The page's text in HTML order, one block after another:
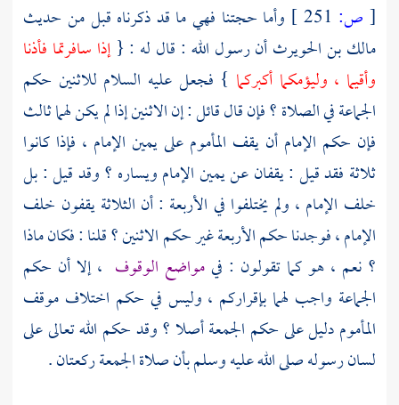
[ ص:
وأما حجتنا فهي ما قد ذكرناه قبل من حديث
مالك بن الحويرثأن رسول الله : قال له : {إذا سافرتما فأذنا
وأقيما ، وليؤمكما أكبركما } فجعل عليه السلام للاثنين حكم
الجماعة في الصلاة ؟ فإن قال قائل : إن الاثنين إذا لم يكن لهما ثالث
فإن حكم الإمام أن يقف المأموم على يمين الإمام ، فإذا كانوا
ثلاثة فقد قيل : يقفان عن يمين الإمام ويساره ؟ وقد قيل : بل
خلف الإمام ، ولم يختلفوا في الأربعة : أن الثلاثة يقفون خلف
الإمام ، فوجدنا حكم الأربعة غير حكم الاثنين ؟ قلنا : فكان ماذا
؟ نعم ، هو كما تقولون : فيمواضع الوقوف ، إلا أن حكم
الجماعة واجب لهما بإقراركم ، وليس في حكم اختلاف موقف
المأموم دليل على حكم الجمعة أصلا ؟ وقد حكم الله تعالى على
لسان رسوله صلى الله عليه وسلم بأن صلاة الجمعة ركعتان .